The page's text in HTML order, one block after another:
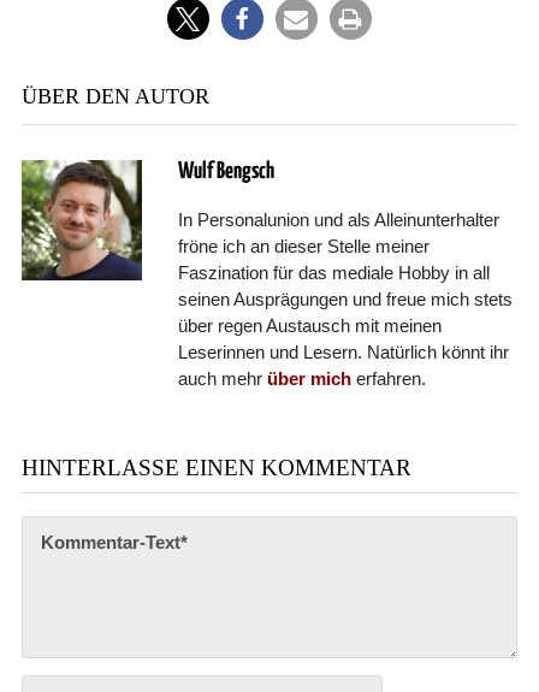
ÜBER DEN AUTOR
Wulf Bengsch
In Personalunion und als Alleinunterhalter
fröne ich an dieser Stelle meiner
Faszination für das mediale Hobby in all
seinen Ausprägungen und freue mich stets
über regen Austausch mit meinen
Leserinnen und Lesern. Natürlich könnt ihr
auch mehr über micherfahren.
HINTERLASSE EINEN KOMMENTAR